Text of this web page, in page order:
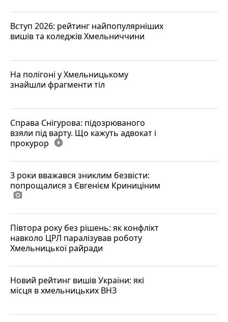
Вступ 2026: рейтинг найпопулярніших
вишів та коледжів Хмельниччини
На полігоні у Хмельницькому
знайшли фрагменти тіл
Справа Снігурова: підозрюваного
взяли під варту. Що кажуть адвокат і
прокурор play_circle_filled
3 роки вважався зниклим безвісти:
попрощалися з Євгенієм Криниціним
photo_camera
Півтора року без рішень: як конфлікт
навколо ЦРЛ паралізував роботу
Хмельницької райради
Новий рейтинг вишів України: які
місця в хмельницьких ВНЗ